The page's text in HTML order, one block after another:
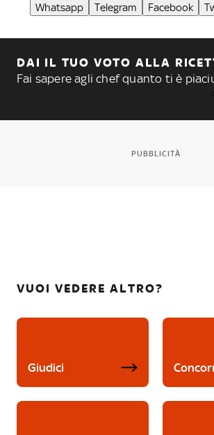
Whatsapp Telegram Facebook
DAI IL TUO VOTO ALLA
Fai sapere agli chef quanto ti è
PUBBLICITÀ
VUOI VEDERE ALTRO?
Giudici